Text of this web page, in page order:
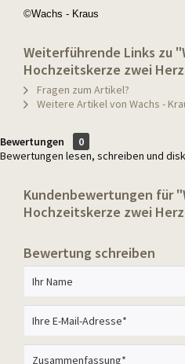
©Wachs - Kraus
Weiterführende Links zu
Hochzeitskerze zwei
Fragen zum Artikel?
Weitere Artikel von Wachs -
Bewertungen
0
Bewertungen lesen, schreiben und
Kundenbewertungen für
Hochzeitskerze zwei
Bewertung schreiben